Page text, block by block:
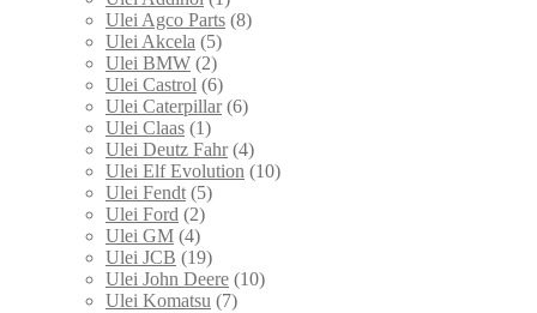
Ulei Agco Parts (8)
Ulei Akcela (5)
Ulei BMW (2)
Ulei Castrol (6)
Ulei Caterpillar (6)
Ulei Claas (1)
Ulei Deutz Fahr (4)
Ulei Elf Evolution (10)
Ulei Fendt (5)
Ulei Ford (2)
Ulei GM (4)
Ulei JCB (19)
Ulei John Deere (10)
Ulei Komatsu (7)